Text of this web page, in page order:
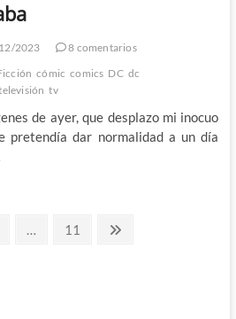
2023
8 comentarios
cómic comics DC dc
tv
de ayer, que desplazo mi inocuo
pretendía dar normalidad a un día
… Página
11
Página